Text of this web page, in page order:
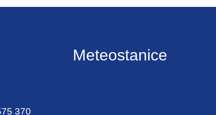
370
Meteostanice